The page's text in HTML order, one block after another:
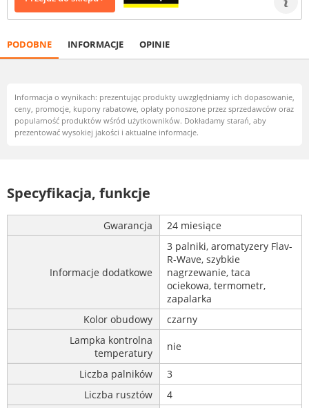
PODOBNE INFORMACJE OPINIE
Informacja o wynikach: prezentując produkty uwzględniamy ich dopasowanie,
ceny, promocje, kupony rabatowe, opłaty ponoszone przez sprzedawców oraz
popularność produktów wśród użytkowników. Dokładamy starań, aby
prezentować wysokiej jakości i aktualne informacje.
Specyfikacja, funkcje
Gwarancja 24 miesiące
Informacje dodatkowe
3 palniki, aromatyzery Flav-
R-Wave, szybkie
nagrzewanie, taca
ociekowa, termometr,
zapalarka
Kolor obudowy
czarny
Lampka kontrolna
temperatury
nie
Liczba palników
3
Liczba rusztów
4